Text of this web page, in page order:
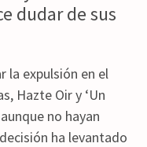
dudar de sus
la expulsión en el
Hazte Oir y ‘Un
no hayan
ha levantado